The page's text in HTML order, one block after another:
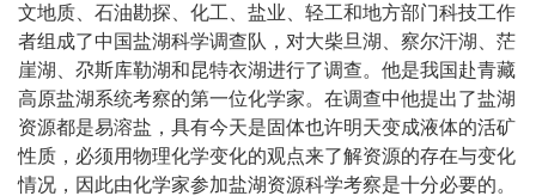
文地质、石油勘探、化工、盐业、轻工和地方部门科技工作
者组成了中国盐湖科学调查队，对大柴旦湖、察尔汗湖、茫
崖湖、尕斯库勒湖和昆特衣湖进行了调查。他是我国赴青藏
高原盐湖系统考察的第一位化学家。在调查中他提出了盐湖
资源都是易溶盐，具有今天是固体也许明天变成液体的活矿
性质，必须用物理化学变化的观点来了解资源的存在与变化
情况，因此由化学家参加盐湖资源科学考察是十分必要的。